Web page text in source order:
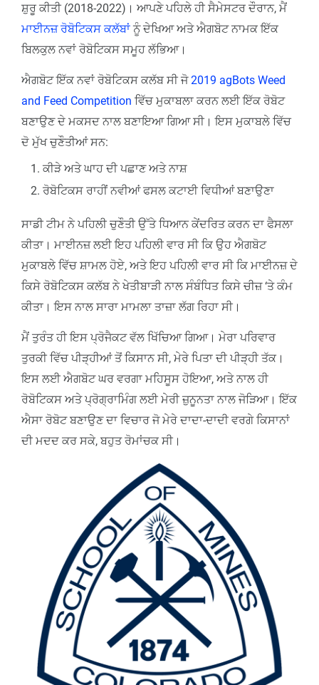
ਸ਼ੁਰੂ ਕੀਤੀ (2018-2022)। ਆਪਣੇ ਪਹਿਲੇ ਹੀ ਸੈਮੇਸਟਰ ਦੌਰਾਨ, ਮੈਂ
ਮਾਈਨਜ਼ ਰੋਬੋਟਿਕਸ ਕਲੱਬਾਂਨੂੰ ਦੇਖਿਆ ਅਤੇ ਐਗਬੋਟ ਨਾਮਕ ਇੱਕ
ਬਿਲਕੁਲ ਨਵਾਂ ਰੋਬੋਟਿਕਸ ਸਮੂਹ ਲੱਭਿਆ।
ਐਗਬੋਟ ਇੱਕ ਨਵਾਂ ਰੋਬੋਟਿਕਸ ਕਲੱਬ ਸੀ ਜੋ2019 agBots Weed
and Feed Competition ਵਿੱਚ ਮੁਕਾਬਲਾ ਕਰਨ ਲਈ ਇੱਕ ਰੋਬੋਟ
ਬਣਾਉਣ ਦੇ ਮਕਸਦ ਨਾਲ ਬਣਾਇਆ ਗਿਆ ਸੀ। ਇਸ ਮੁਕਾਬਲੇ ਵਿੱਚ
ਦੋ ਮੁੱਖ ਚੁਣੌਤੀਆਂ ਸਨ:
ਕੀੜੇ ਅਤੇ ਘਾਹ ਦੀ ਪਛਾਣ ਅਤੇ ਨਾਸ਼
ਰੋਬੋਟਿਕਸ ਰਾਹੀਂ ਨਵੀਆਂ ਫਸਲ ਕਟਾਈ ਵਿਧੀਆਂ ਬਣਾਉਣਾ
ਸਾਡੀ ਟੀਮ ਨੇ ਪਹਿਲੀ ਚੁਣੌਤੀ ਉੱਤੇ ਧਿਆਨ ਕੇਂਦਰਿਤ ਕਰਨ ਦਾ ਫੈਸਲਾ
ਕੀਤਾ। ਮਾਈਨਜ਼ ਲਈ ਇਹ ਪਹਿਲੀ ਵਾਰ ਸੀ ਕਿ ਉਹ ਐਗਬੋਟ
ਮੁਕਾਬਲੇ ਵਿੱਚ ਸ਼ਾਮਲ ਹੋਏ, ਅਤੇ ਇਹ ਪਹਿਲੀ ਵਾਰ ਸੀ ਕਿ ਮਾਈਨਜ਼ ਦੇ
ਕਿਸੇ ਰੋਬੋਟਿਕਸ ਕਲੱਬ ਨੇ ਖੇਤੀਬਾੜੀ ਨਾਲ ਸੰਬੰਧਿਤ ਕਿਸੇ ਚੀਜ਼ ‘ਤੇ ਕੰਮ
ਕੀਤਾ। ਇਸ ਨਾਲ ਸਾਰਾ ਮਾਮਲਾ ਤਾਜ਼ਾ ਲੱਗ ਰਿਹਾ ਸੀ।
ਮੈਂ ਤੁਰੰਤ ਹੀ ਇਸ ਪ੍ਰੋਜੈਕਟ ਵੱਲ ਖਿੱਚਿਆ ਗਿਆ। ਮੇਰਾ ਪਰਿਵਾਰ
ਤੁਰਕੀ ਵਿੱਚ ਪੀੜ੍ਹੀਆਂ ਤੋਂ ਕਿਸਾਨ ਸੀ, ਮੇਰੇ ਪਿਤਾ ਦੀ ਪੀੜ੍ਹੀ ਤੱਕ।
ਇਸ ਲਈ ਐਗਬੋਟ ਘਰ ਵਰਗਾ ਮਹਿਸੂਸ ਹੋਇਆ, ਅਤੇ ਨਾਲ ਹੀ
ਰੋਬੋਟਿਕਸ ਅਤੇ ਪ੍ਰੋਗ੍ਰਾਮਿੰਗ ਲਈ ਮੇਰੀ ਜ਼ੁਨੂਨਤਾ ਨਾਲ ਜੋੜਿਆ। ਇੱਕ
ਐਸਾ ਰੋਬੋਟ ਬਣਾਉਣ ਦਾ ਵਿਚਾਰ ਜੋ ਮੇਰੇ ਦਾਦਾ-ਦਾਦੀ ਵਰਗੇ ਕਿਸਾਨਾਂ
ਦੀ ਮਦਦ ਕਰ ਸਕੇ, ਬਹੁਤ ਰੋਮਾਂਚਕ ਸੀ।